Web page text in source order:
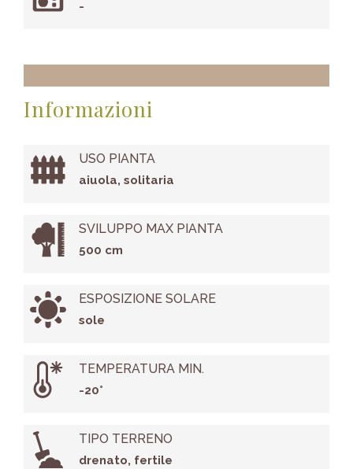
-
Informazioni
USO PIANTA
aiuola, solitaria
SVILUPPO MAX PIANTA
500 cm
ESPOSIZIONE SOLARE
sole
TEMPERATURA MIN.
-20°
TIPO TERRENO
drenato, fertile